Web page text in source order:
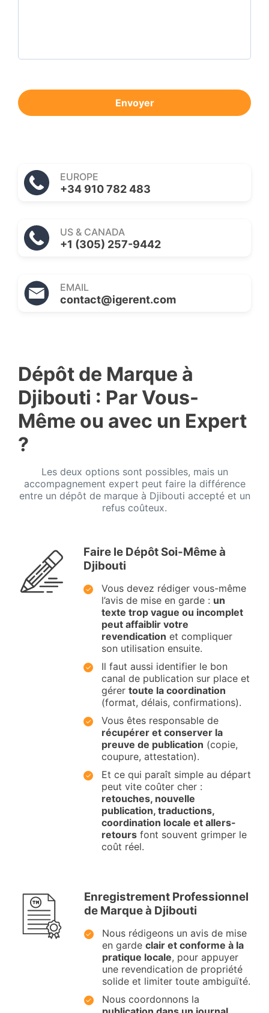
Envoyer
EUROPE
+34 910 782 483
US & CANADA
+1 (305) 257-9442
EMAIL
contact@igerent.com
Dépôt de Marque à
Djibouti : Par Vous-
Même ou avec un Expert
?
Les deux options sont possibles, mais un
accompagnement expert peut faire la différence
entre un dépôt de marque à Djibouti accepté et un
refus coûteux.
Faire le Dépôt Soi-Même à
Djibouti
Vous devez rédiger vous-même
l’avis de mise en garde : un
texte trop vague ou incomplet
peut affaiblir votre
revendication et compliquer
son utilisation ensuite.
Il faut aussi identifier le bon
canal de publication sur place et
gérer toute la coordination
(format, délais, confirmations).
Vous êtes responsable de
récupérer et conserver la
preuve de publication (copie,
coupure, attestation).
Et ce qui paraît simple au départ
peut vite coûter cher :
retouches, nouvelle
publication, traductions,
coordination locale et allers-
retours font souvent grimper le
coût réel.
Enregistrement Professionnel
de Marque à Djibouti
Nous rédigeons un avis de mise
en garde clair et conforme à la
pratique locale, pour appuyer
une revendication de propriété
solide et limiter toute ambiguïté.
Nous coordonnons la